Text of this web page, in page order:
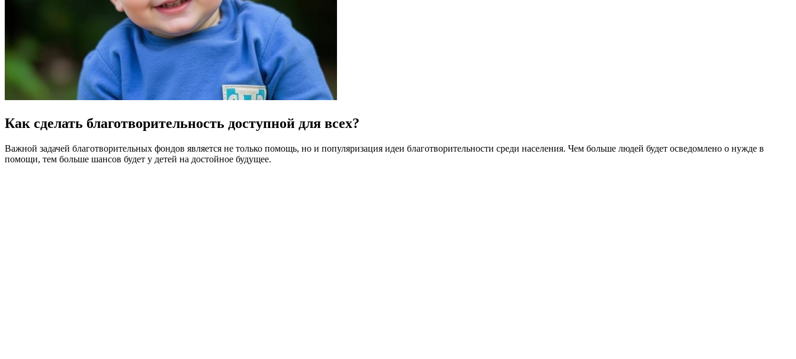
Как сделать благотворительность доступной для всех?
Важной задачей благотворительных фондов является не только помощь, но и популяризация идеи благотворительности среди населения. Чем больше людей будет осведомлено о нужде в
помощи, тем больше шансов будет у детей на достойное будущее.